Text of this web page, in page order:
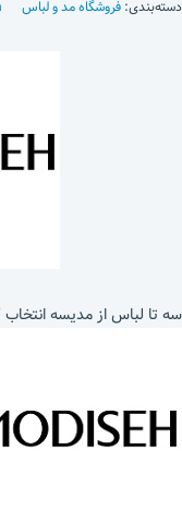
دسته‌بندی: فروشگاه مد و لباس
سه تا لباس از مدیسه